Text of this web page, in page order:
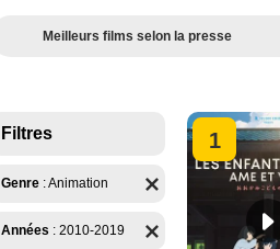
Meilleurs films selon la presse
Filtres
Genre :Animation
Années : 2010-2019
1